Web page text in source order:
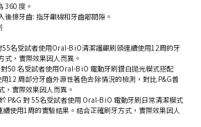
360 度。
排牙齒: 指牙齦線和牙齒鄰間隙。
名受試者使用Oral-B iO清潔護齦刷頭連續使用12周的牙
式，實際效果因人而異。
50 名受試者使用Oral-B iO 電動牙刷鑽白拋光模式搭配
12 周部分牙齒外源性著色去除情況的檢測，對比 P&G普
，實際效果因人而異。
P&G 對 55名受試者使用 Oral-B iO 電動牙刷日常清潔模式
使用1周的實驗結果。結合正確刷牙方式，實際效果因人